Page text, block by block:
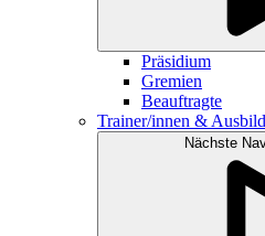
Präsidium
Gremien
Beauftragte
Trainer/innen &
Nächste